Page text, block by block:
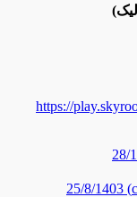
https://